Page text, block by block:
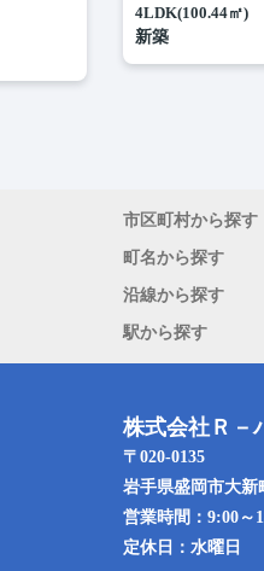
4LDK(100.44㎡)
新築
市区町村から探す
町名から探す
沿線から探す
駅から探す
株式会社Ｒ－
〒020-0135
岩手県盛岡市大新
営業時間： 9:00～
定休日： 水曜日